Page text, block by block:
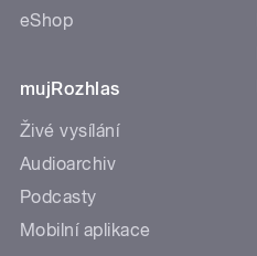
eShop
mujRozhlas
Živé vysílání
Audioarchiv
Podcasty
Mobilní aplikace